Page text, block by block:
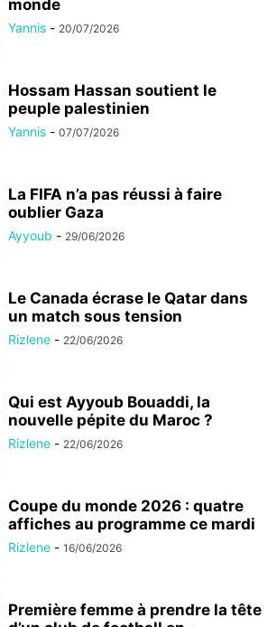
monde
Yannis - 20/07/2026
Hossam Hassan soutient le
peuple palestinien
Yannis - 07/07/2026
La FIFA n’a pas réussi à faire
oublier Gaza
Ayyoub - 29/06/2026
Le Canada écrase le Qatar dans
un match sous tension
Rizlene - 22/06/2026
Qui est Ayyoub Bouaddi, la
nouvelle pépite du Maroc ?
Rizlene - 22/06/2026
Coupe du monde 2026 : quatre
affiches au programme ce mardi
Rizlene - 16/06/2026
Première femme à prendre la tête